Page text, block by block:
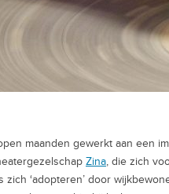
maanden gewerkt aan een
Zina, die zich
zich ‘adopteren’ door